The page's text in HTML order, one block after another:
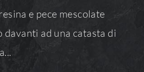
e pece mescolate
davanti ad una catasta di